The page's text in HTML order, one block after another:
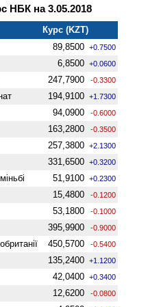
НБК на 3.05.2018
Курс (KZT)
89,8500 +0.7500
6,8500 +0.0600
247,7900 -0.3300
194,9100 +1.7300
94,0900 -0.6000
163,2800 -0.3500
257,3800 +2.1300
331,6500 +0.3200
51,9100 +0.2300
15,4800 -0.1200
53,1800 -0.1000
395,9900 -0.9000
450,5700 -0.5400
135,2400 +1.1200
42,0400 +0.3400
12,6200 -0.0800